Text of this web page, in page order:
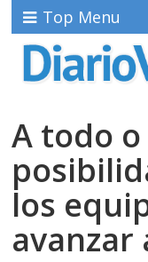
Top Menu
A todo
los
avanzar